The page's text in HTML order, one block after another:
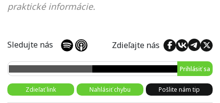
praktické informácie.
Sledujte nás Zdieľajte nás
Prihlásiť sa
Zdieľať link Nahlásiť chybu Pošlite nám tip